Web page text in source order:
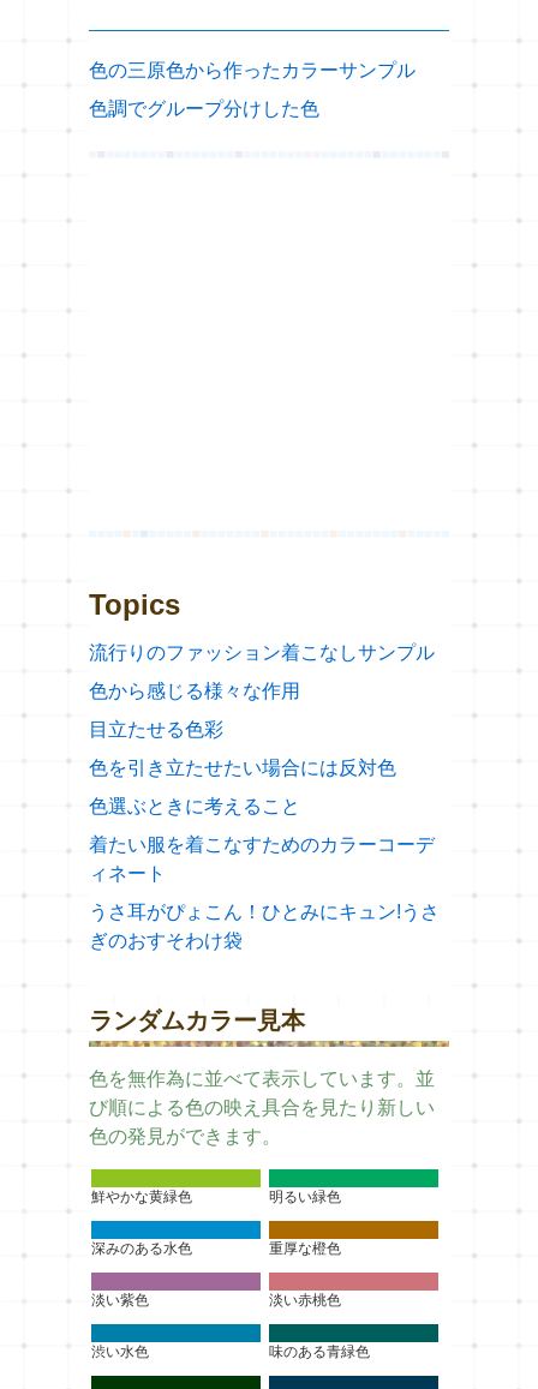
色の三原色から作ったカラーサンプル
色調でグループ分けした色
Topics
流行りのファッション着こなしサンプル
色から感じる様々な作用
目立たせる色彩
色を引き立たせたい場合には反対色
色選ぶときに考えること
着たい服を着こなすためのカラーコーデ
ィネート
うさ耳がぴょこん！ひとみにキュン!うさ
ぎのおすそわけ袋
ランダムカラー見本
色を無作為に並べて表示しています。並
び順による色の映え具合を見たり新しい
色の発見ができます。
鮮やかな黄緑色 明るい緑色
深みのある水色 重厚な橙色
淡い紫色 淡い赤桃色
渋い水色 味のある青緑色